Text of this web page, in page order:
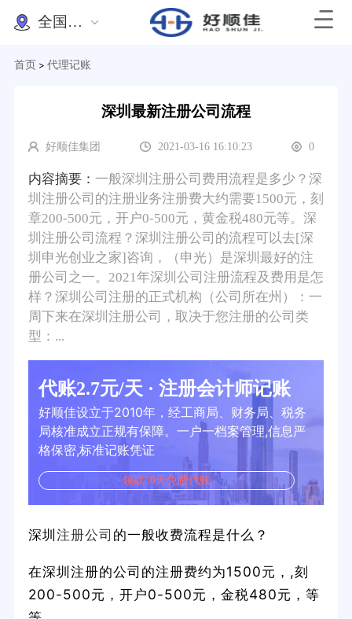
全国办理
首页 > 代理记账
深圳最新注册公司流程
好顺佳集团 2021-03-16 16:10:23 0
内容摘要： 一般深圳注册公司费用流程是多少？深
圳注册公司的注册业务注册费大约需要1500元，刻
章200-500元，开户0-500元，黄金税480元等。深
圳注册公司流程？深圳注册公司的流程可以去[深
圳申光创业之家]咨询，（申光）是深圳最好的注
册公司之一。2021年深圳公司注册流程及费用是怎
样？深圳公司注册的正式机构（公司所在州）：一
周下来在深圳注册公司，取决于您注册的公司类
型：...
代账2.7元/天 · 注册会计师记账
好顺佳设立于2010年，经工商局、财务局、税务
局核准成立正规有保障。一户一档案管理,信息严
格保密,标准记账凭证
领取30天免费代账
深圳 注册公司 的一般收费流程是什么？
在深圳注册的公司的注册费约为1500元，,刻
200-500元，开户0-500元，金税480元，等